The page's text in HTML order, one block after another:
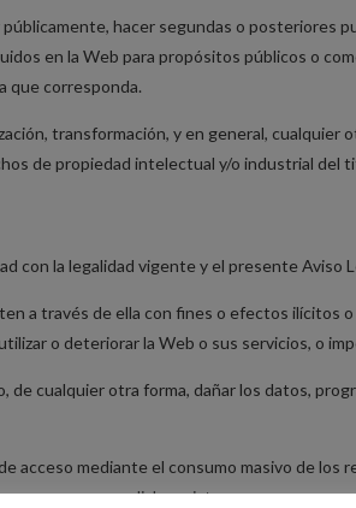
hacer segundas o posteriores
en la Web para propósitos públicos o
que corresponda.
transformación, y en general,
de propiedad intelectual y/o industrial del
con la legalidad vigente y el presente Aviso
a través de ella con fines o efectos
o deteriorar la Web o sus servicios, o
cualquier otra forma, dañar los datos,
acceso mediante el consumo masivo de
errores en dichos sistemas.